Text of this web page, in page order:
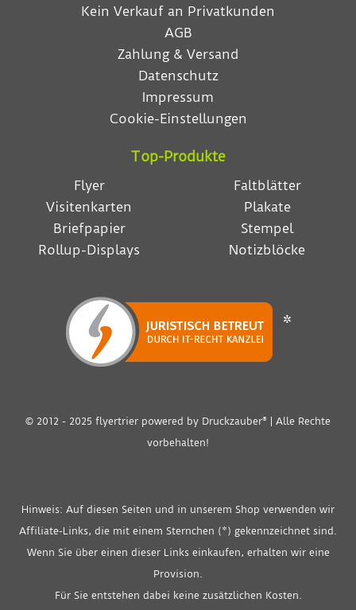
Kein Verkauf an Privatkunden
AGB
Zahlung & Versand
Datenschutz
Impressum
Cookie-Einstellungen
Top-Produkte
Flyer
Visitenkarten
Briefpapier
Rollup-Displays
Faltblätter
Plakate
Stempel
Notizblöcke
*
© 2012 - 2025 flyertrier powered by Druckzauber® | Alle Rechte
vorbehalten!
Hinweis: Auf diesen Seiten und in unserem Shop verwenden wir
Affiliate-Links, die mit einem Sternchen (*) gekennzeichnet sind.
Wenn Sie über einen dieser Links einkaufen, erhalten wir eine
Provision.
Für Sie entstehen dabei keine zusätzlichen Kosten.